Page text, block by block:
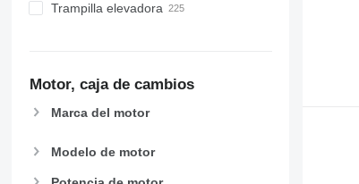
Trampilla elevadora
Motor, caja de cambios
Marca del motor
Modelo de motor